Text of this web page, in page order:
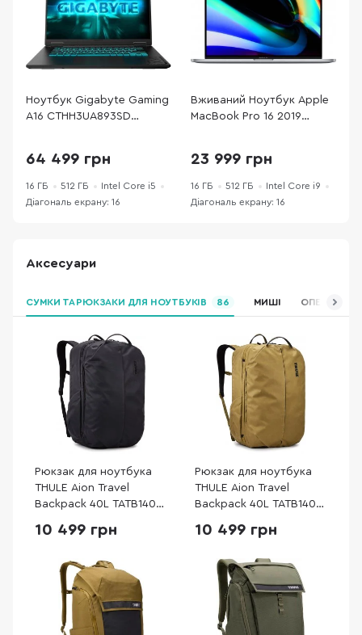
Ноутбук Gigabyte Gaming
A16 CTHH3UA893SD
165 Гц / Intel Core i5 / i5-
13420H / DDR5 16 ГБ / PCI-
E SSD 512 ГБ / GeForce
64 499 грн
16 ГБ 512 ГБ
Intel Core i5
Діагональ екрану: 16
Вживаний Ноутбук Apple
MacBook Pro 16 2019
23 999 грн
16 ГБ 512 ГБ
Intel Core i9
Діагональ екрану: 16
Аксесуари
СУМКИ ТА РЮКЗАКИ ДЛЯ НОУТБУКІВ 86 МИШІ
Рюкзак для ноутбука
THULE Aion Travel
Backpack 40L TATB140
10 499 грн
Рюкзак для ноутбука
THULE Aion Travel
Backpack 40L TATB140
10 499 грн